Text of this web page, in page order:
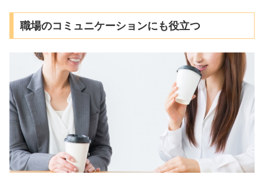
職場のコミュニケーションにも役立つ